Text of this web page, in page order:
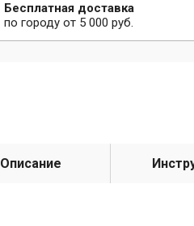
Бесплатная доставка
по городу от 5 000 руб.
Описание